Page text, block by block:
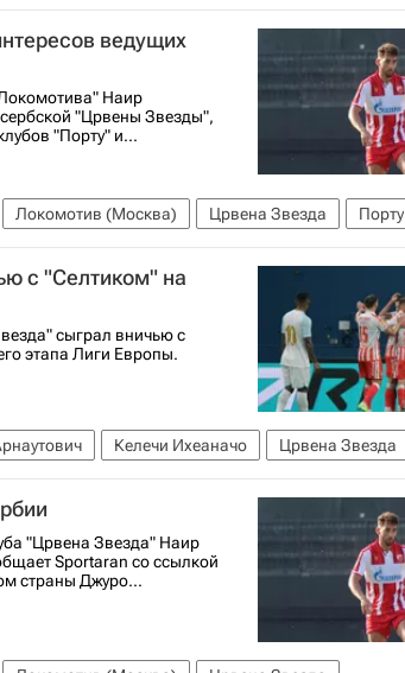
ведущих
Наир
"Црвены Звезды",
"Порту" и...
Локомотив (Москва) Црвена Звезда
Порту
с "Селтиком" на
сыграл вничью с
этапа Лиги Европы.
Келечи Ихеаначо
Црвена Звезда
2026-2027
"Црвена Звезда" Наир
Sportaran со ссылкой
страны Джуро...